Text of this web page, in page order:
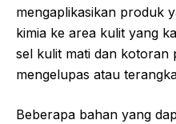
mengaplikasikan produk
kimia ke area kulit yang
sel kulit mati dan kotoran
mengelupas atau
Beberapa bahan yang